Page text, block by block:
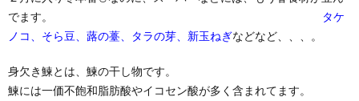
でます。
タケ
ノコ、そら豆、蕗の薹、タラの芽、新玉ねぎなどなど、、、。
身欠き鰊とは、鰊の干し物です。
鰊には一価不飽和脂肪酸やイコセン酸が多く含まれてます。